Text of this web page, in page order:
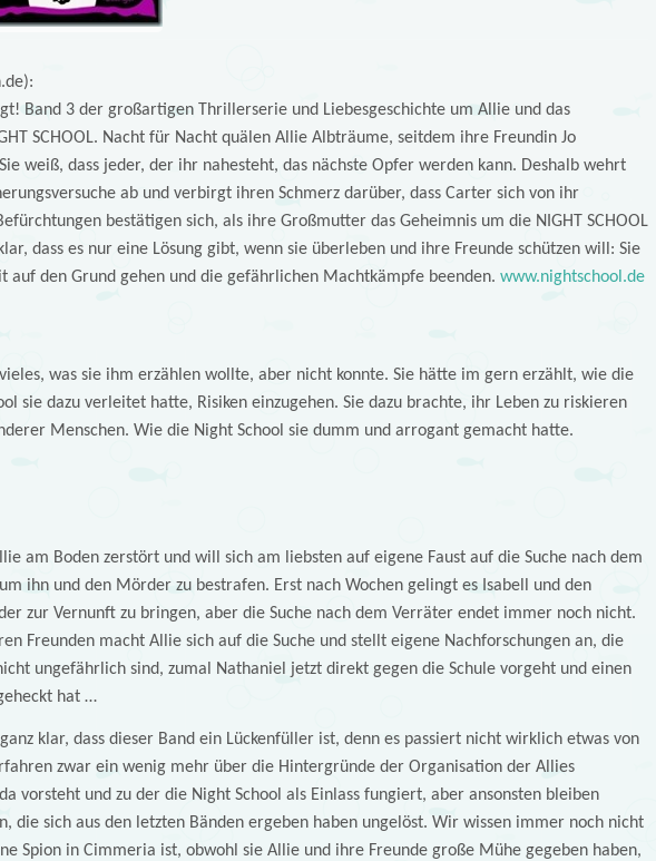
Band 3 der großartigen Thrillerserie und Liebesgeschichte um Allie und das
SCHOOL. Nacht für Nacht quälen Allie Albträume, seitdem ihre Freundin Jo
weiß, dass jeder, der ihr nahesteht, das nächste Opfer werden kann. Deshalb wehrt
ab und verbirgt ihren Schmerz darüber, dass Carter sich von ihr
bestätigen sich, als ihre Großmutter das Geheimnis um die NIGHT SCHOOL
dass es nur eine Lösung gibt, wenn sie überleben und ihre Freunde schützen will: Sie
auf den Grund gehen und die gefährlichen Machtkämpfe beenden. www.nightschool.de
vieles, was sie ihm erzählen wollte, aber nicht konnte. Sie hätte im gern erzählt, wie die
sie dazu verleitet hatte, Risiken einzugehen. Sie dazu brachte, ihr Leben zu riskieren
Menschen. Wie die Night School sie dumm und arrogant gemacht hatte.
am Boden zerstört und will sich am liebsten auf eigene Faust auf die Suche nach dem
ihn und den Mörder zu bestrafen. Erst nach Wochen gelingt es Isabell und den
zur Vernunft zu bringen, aber die Suche nach dem Verräter endet immer noch nicht.
Freunden macht Allie sich auf die Suche und stellt eigene Nachforschungen an, die
ungefährlich sind, zumal Nathaniel jetzt direkt gegen die Schule vorgeht und einen
hat …
klar, dass dieser Band ein Lückenfüller ist, denn es passiert nicht wirklich etwas von
zwar ein wenig mehr über die Hintergründe der Organisation der Allies
vorsteht und zu der die Night School als Einlass fungiert, aber ansonsten bleiben
die sich aus den letzten Bänden ergeben haben ungelöst. Wir wissen immer noch nicht
Spion in Cimmeria ist, obwohl sie Allie und ihre Freunde große Mühe gegeben haben,